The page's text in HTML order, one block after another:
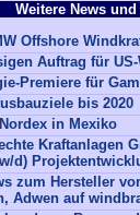
Weitere News
Offshore
Auftrag für
Premiere für
bis 2020
in Mexiko
Kraftanlagen
d)
zum Hersteller
Adwen auf